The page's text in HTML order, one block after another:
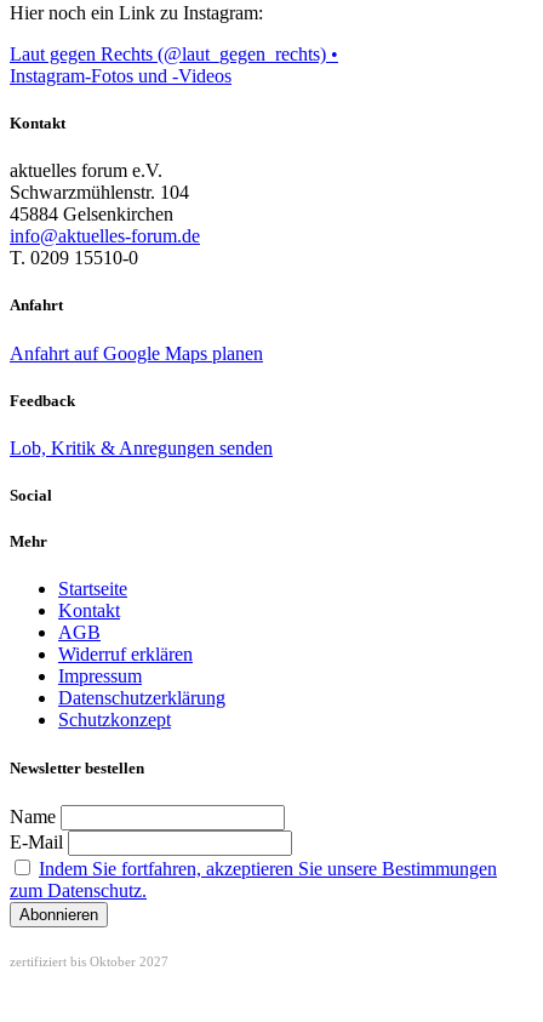
Hier noch ein Link zu Instagram:
Laut gegen Rechts (@laut_gegen_rechts) •
Instagram-Fotos und -Videos
Kontakt
aktuelles forum e.V.
Schwarzmühlenstr. 104
45884 Gelsenkirchen
info@aktuelles-forum.de
T. 0209 15510-0
Anfahrt
Anfahrt auf Google Maps planen
Feedback
Lob, Kritik & Anregungen senden
Social
Mehr
Startseite
Kontakt
AGB
Widerruf erklären
Impressum
Datenschutzerklärung
Schutzkonzept
Newsletter bestellen
Name
E-Mail
Indem Sie fortfahren, akzeptieren Sie unsere Bestimmungen
zum Datenschutz.
zertifiziert bis Oktober 2027